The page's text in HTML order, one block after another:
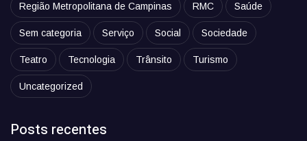
Região Metropolitana de Campinas RMC Saúde
Sem categoria Serviço Social Sociedade
Teatro Tecnologia Trânsito Turismo
Uncategorized
Posts recentes